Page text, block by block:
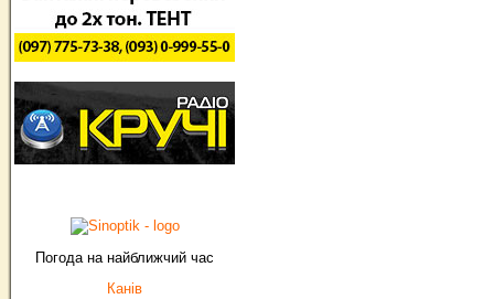
Погода на найближчий час
Канів